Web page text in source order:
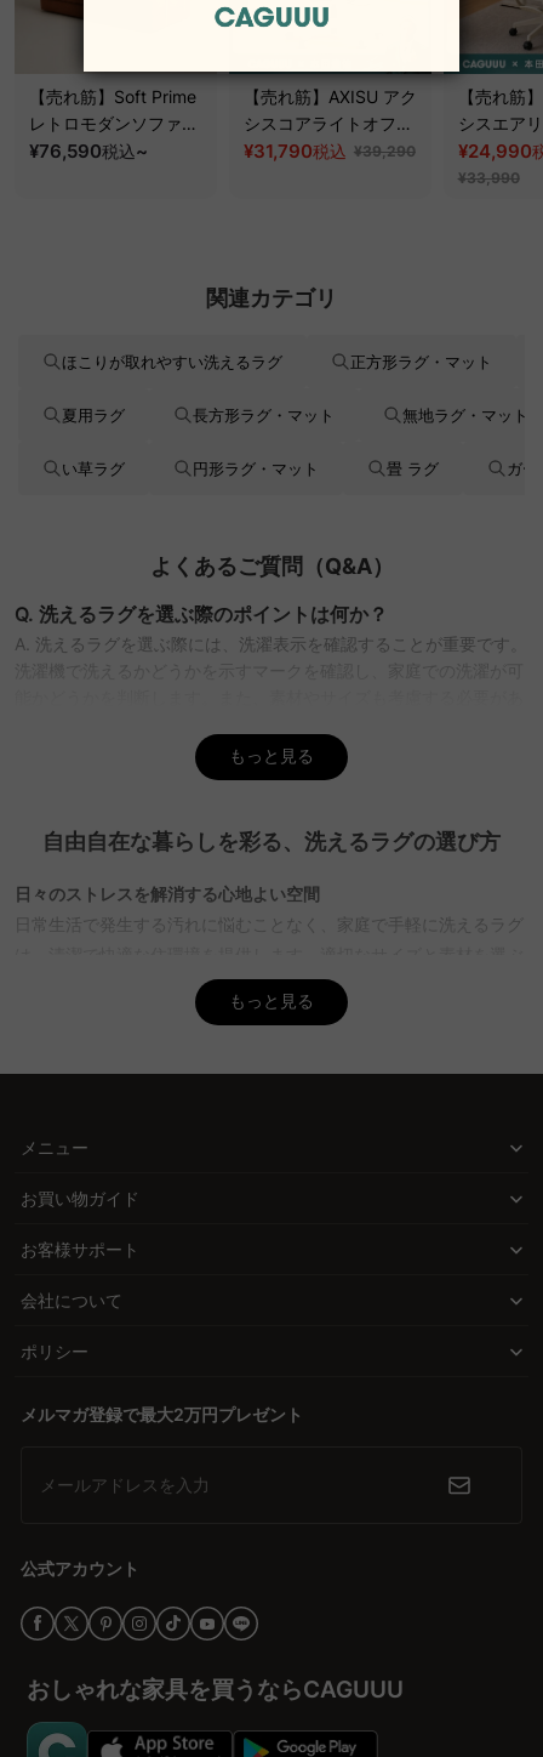
【売れ筋】Soft Prime
レトロモダンソファベ
ッド｜20色以上から選
¥76,590税込~
【売れ筋】AXISU アク
シスコアライトオフィ
スチェア
¥31,790税込 ¥39,290
【売れ筋
シスエア
フィスチ
¥24,990
¥33,990
関連カテゴリ
ほこりが取れやすい洗えるラグ 正方形ラグ・マット
夏用ラグ 長方形ラグ・マット 無地ラグ・マット
い草ラグ 円形ラグ・マット 畳 ラグ ガ
よくあるご質問（Q&A）
Q. 洗えるラグを選ぶ際のポイントは何か？
A. 洗えるラグを選ぶ際には、洗濯表示を確認することが重要です。
宅での洗濯に適しています。CAGUUUでは、豊富な品揃えから用途
に合ったラグを選ぶことができ、無料インテリア提案
Q. 洗えるラグの洗濯時に注意すべきことは何か？
うことが推奨されています。おしゃれ着用洗剤や中性洗剤を使い、
陰干しで乾かすことでラグの品質を保つことができます。CAGUUU
Q. ラグの選び方で機能性を重視するにはどうすればいい
は、信頼性の高いラグを提供しており、多くの高評価レビューが品
質の証となっています。
は？
うかも重要です。汚れが目立ちにくい中間色や柄物を選ぶと日常の
すれば、部屋の雰囲気にぴったりなラグを見つけることができま
で、理想の空間を演出することができます。
もっと見る
自由自在な暮らしを彩る、洗えるラグの選び方
日々のストレスを解消する心地よい空間
日常生活で発生する汚れに悩むことなく、家庭で手軽に洗えるラグ
ことで、ラグの洗濯も簡単に行えます。これにより、家族やペット
との楽しい時間に集中できます。
グは、フローリングでも安心して使用できます。インテリアに調和
するデザインを選ぶことで、部屋全体の雰囲気をワンランクアップ
CAGUUUは、5年品質保証と無料インテリア提案サービス
の体験は、理想の住空間をより現実的にイメージする手助けとなり
ワクワクが止まらない家づくりをサポートするCAGUUUの洗えるラ
もっと見る
メニュー
お買い物ガイド
お客様サポート
会社について
ポリシー
メルマガ登録で最大2万円プレゼント
メールアドレスを入力
公式アカウント
おしゃれな家具を買うならCAGUUU